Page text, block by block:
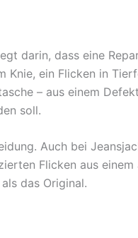
darin, dass eine
Knie, ein Flicken in
– aus einem
soll.
Auch bei
Flicken aus einem
das Original.